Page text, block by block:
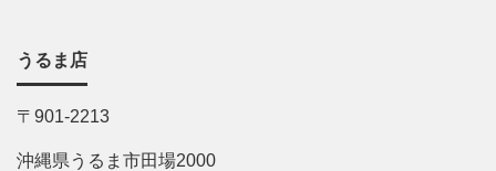
うるま店
〒901-2213
沖縄県うるま市田場2000